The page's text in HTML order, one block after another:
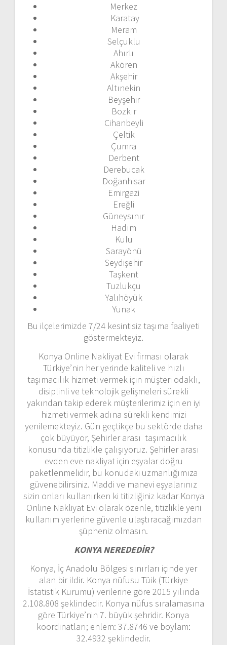
Merkez
Karatay
Meram
Selçuklu
Ahırlı
Akören
Akşehir
Altınekin
Beyşehir
Bozkır
Cihanbeyli
Çeltik
Çumra
Derbent
Derebucak
Doğanhisar
Emirgazi
Ereğli
Güneysınır
Hadım
Kulu
Sarayönü
Seydişehir
Taşkent
Tuzlukçu
Yalıhöyük
Yunak
Bu ilçelerimizde 7/24 kesintisiz taşıma faaliyeti
göstermekteyiz.
Konya Online Nakliyat Evi firması olarak
Türkiye’nin her yerinde kaliteli ve hızlı
taşımacılık hizmeti vermek için müşteri odaklı,
disiplinli ve teknolojik gelişmeleri sürekli
yakından takip ederek müşterilerimiz için en iyi
hizmeti vermek adına sürekli kendimizi
yenilemekteyiz. Gün geçtikçe bu sektörde daha
çok büyüyor, Şehirler arası taşımacılık
konusunda titizlikle çalışıyoruz. Şehirler arası
evden eve nakliyat için eşyalar doğru
paketlenmelidir, bu konudaki uzmanlığımıza
güvenebilirsiniz. Maddi ve manevi eşyalarınız
sizin onları kullanırken ki titizliğiniz kadar Konya
Online Nakliyat Evi olarak özenle, titizlikle yeni
kullanım yerlerine güvenle ulaştıracağımızdan
şüpheniz olmasın.
KONYA NEREDEDİR?
Konya, İç Anadolu Bölgesi sınırları içinde yer
alan bir ildir. Konya nüfusu Tüik (Türkiye
İstatistik Kurumu) verilerine göre 2015 yılında
2.108.808 şeklindedir. Konya nüfus sıralamasına
göre Türkiye’nin 7. büyük şehridir. Konya
koordinatları; enlem: 37.8746 ve boylam:
32.4932 şeklindedir.